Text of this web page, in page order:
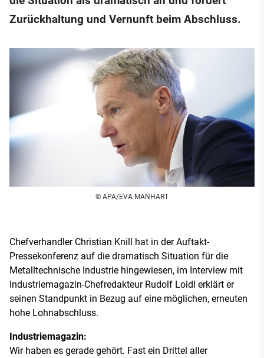
Zurückhaltung und Vernunft beim Abschluss.
© APA/EVA MANHART
Chefverhandler Christian Knill hat in der Auftakt-
Pressekonferenz auf die dramatisch Situation für die
Metalltechnische Industrie hingewiesen, im Interview mit
Industriemagazin-Chefredakteur Rudolf Loidl erklärt er
seinen Standpunkt in Bezug auf eine möglichen, erneuten
hohe Lohnabschluss.
Industriemagazin:
Wir haben es gerade gehört. Fast ein Drittel aller